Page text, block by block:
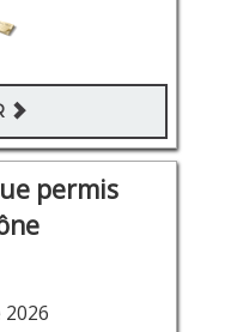
permis